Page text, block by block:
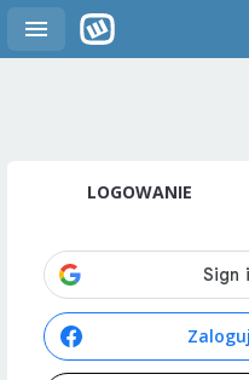
LOGOWANIE